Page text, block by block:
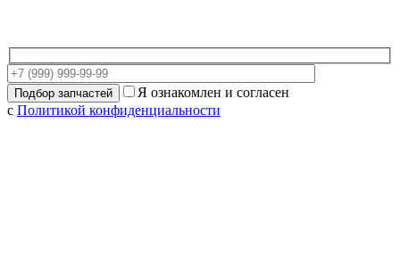
Я ознакомлен и согласен
с Политикой конфиденциальности